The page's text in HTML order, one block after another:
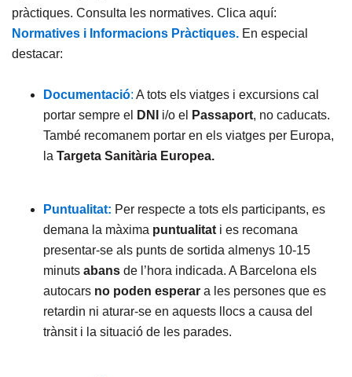
pràctiques. Consulta les normatives. Clica aquí:
Normatives i Informacions Pràctiques. En especial
destacar:
Documentació: A tots els viatges i excursions cal
portar sempre el
DNI i/o el Passaport, no caducats.
També recomanem portar en els viatges per Europa,
la Targeta Sanitària Europea.
Puntualitat: Per respecte a tots els participants, es
demana la màxima puntualitat i es recomana
presentar-se als punts de sortida almenys 10-15
minuts abans de l’hora indicada. A Barcelona els
autocars no poden esperar a les persones que es
retardin ni aturar-se en aquests llocs a causa del
trànsit i la situació de les parades.